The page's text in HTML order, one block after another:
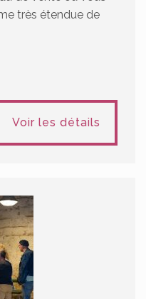
très étendue de
Voir les détails